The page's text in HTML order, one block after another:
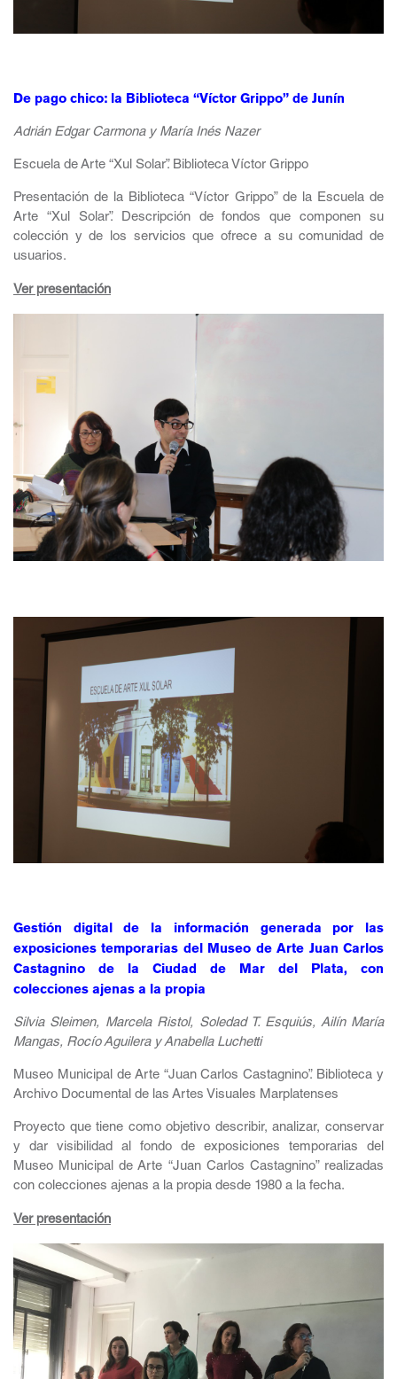
De pago chico: la Biblioteca “Víctor Grippo” de Junín
Adrián Edgar Carmona y María Inés Nazer
Escuela de Arte “Xul Solar”. Biblioteca Víctor Grippo
Presentación de la Biblioteca “Víctor Grippo” de la Escuela de
Arte “Xul Solar”. Descripción de fondos que componen su
colección y de los servicios que ofrece a su comunidad de
usuarios.
Ver presentación
Gestión digital de la información generada por las
exposiciones temporarias del Museo de Arte Juan Carlos
Castagnino de la Ciudad de Mar del Plata, con
colecciones ajenas a la propia
Silvia Sleimen, Marcela Ristol, Soledad T. Esquiús, Ailín María
Mangas, Rocío Aguilera y Anabella Luchetti
Museo Municipal de Arte “Juan Carlos Castagnino”. Biblioteca y
Archivo Documental de las Artes Visuales Marplatenses
Proyecto que tiene como objetivo describir, analizar, conservar
y dar visibilidad al fondo de exposiciones temporarias del
Museo Municipal de Arte “Juan Carlos Castagnino” realizadas
con colecciones ajenas a la propia desde 1980 a la fecha.
Ver presentación